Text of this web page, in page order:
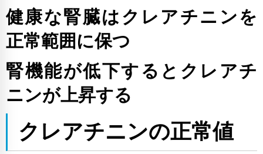
健康な腎臓はクレアチニンを
正常範囲に保つ
腎機能が低下するとクレアチ
ニンが上昇する
クレアチニンの正常値